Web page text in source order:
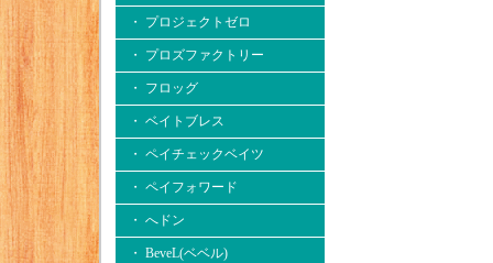
・ プロジェクトゼロ
・ プロズファクトリー
・ フロッグ
・ ベイトブレス
・ ペイチェックベイツ
・ ペイフォワード
・ へドン
・ BeveL(ベベル)